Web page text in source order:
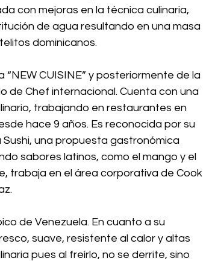
con mejoras en la técnica culinaria,
de agua resultando en una masa
dominicanos.
CUISINE” y posteriormente de la
de Chef internacional. Cuenta con una
trabajando en restaurantes en
hace 9 años. Es reconocida por su
una propuesta gastronómica
sabores latinos, como el mango y el
trabaja en el área corporativa de Cook
de Venezuela. En cuanto a su
suave, resistente al calor y altas
pues al freírlo, no se derrite, sino